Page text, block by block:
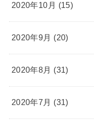
2020年10月 (15)
2020年9月 (20)
2020年8月 (31)
2020年7月 (31)